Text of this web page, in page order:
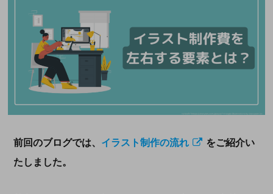
前回のブログでは、 イラスト制作の流れ
をご紹介い
たしました。